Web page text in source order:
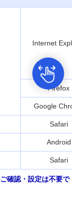
Internet
Firefox
Google
Safari
Android
Safari
確認・設定は不要で